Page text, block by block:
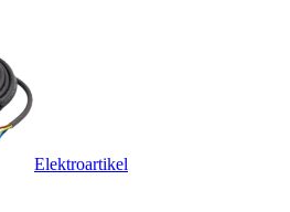
Elektroartikel